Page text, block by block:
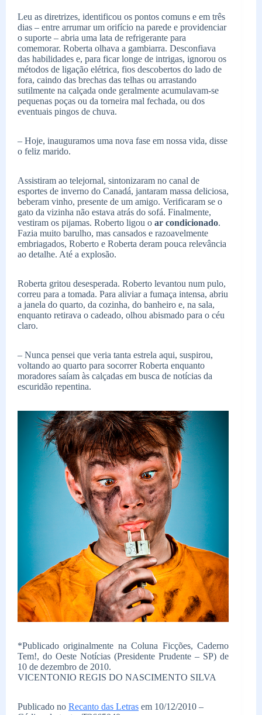
Leu as diretrizes, identificou os pontos comuns e em três
dias – entre arrumar um orifício na parede e providenciar
o suporte – abria uma lata de refrigerante para
comemorar. Roberta olhava a gambiarra. Desconfiava
das habilidades e, para ficar longe de intrigas, ignorou os
métodos de ligação elétrica, fios descobertos do lado de
fora, caindo das brechas das telhas ou arrastando
sutilmente na calçada onde geralmente acumulavam-se
pequenas poças ou da torneira mal fechada, ou dos
eventuais pingos de chuva.
– Hoje, inauguramos uma nova fase em nossa vida, disse
o feliz marido.
Assistiram ao telejornal, sintonizaram no canal de
esportes de inverno do Canadá, jantaram massa deliciosa,
beberam vinho, presente de um amigo. Verificaram se o
gato da vizinha não estava atrás do sofá. Finalmente,
vestiram os pijamas. Roberto ligou o ar condicionado.
Fazia muito barulho, mas cansados e razoavelmente
embriagados, Roberto e Roberta deram pouca relevância
ao detalhe. Até a explosão.
Roberta gritou desesperada. Roberto levantou num pulo,
correu para a tomada. Para aliviar a fumaça intensa, abriu
a janela do quarto, da cozinha, do banheiro e, na sala,
enquanto retirava o cadeado, olhou abismado para o céu
claro.
– Nunca pensei que veria tanta estrela aqui, suspirou,
voltando ao quarto para socorrer Roberta enquanto
moradores saíam às calçadas em busca de notícias da
escuridão repentina.
*Publicado originalmente na Coluna Ficções, Caderno
Tem!, do Oeste Notícias (Presidente Prudente – SP) de
10 de dezembro de 2010.
VICENTONIO REGIS DO NASCIMENTO SILVA
Publicado no Recanto das Letras em 10/12/2010 –